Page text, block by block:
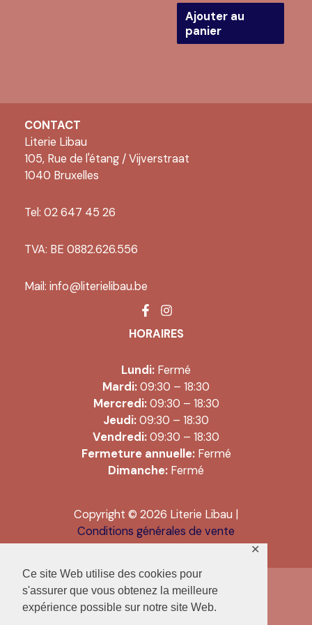
Ce site Web utilise des cookies pour
s'assurer que vous obtenez la meilleure
expérience possible sur notre site Web.
✕
plusieurs
variations.
choisies
page
était :
€ 1.646,00.
actuel
est :
Ajouter au
panier
CONTACT
Literie Libau
105, Rue de l'étang / Vijverstraat
1040 Bruxelles
Tel: 02 647 45 26
TVA: BE 0882.626.556
Mail: info@literielibau.be
HORAIRES
Lundi: Fermé
Mardi:09:30 – 18:30
Mercredi: 09:30 – 18:30
Jeudi:09:30 – 18:30
Vendredi:09:30 – 18:30
Fermeture annuelle: Fermé
Dimanche: Fermé
Copyright © 2026 Literie Libau |
Conditions générales de vente